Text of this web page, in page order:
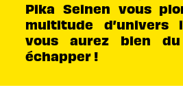
Pika Seinen vous
multitude d’univers
vous aurez bien
échapper !